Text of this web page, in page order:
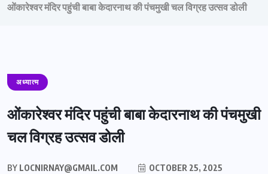
ओंकारेश्वर मंदिर पहुंची बाबा केदारनाथ की पंचमुखी चल विग्रह उत्सव डोली
अध्यात्म
ओंकारेश्वर मंदिर पहुंची बाबा केदारनाथ की पंचमुखी
चल विग्रह उत्सव डोली
BY LOCNIRNAY@GMAIL.COM
OCTOBER 25, 2025